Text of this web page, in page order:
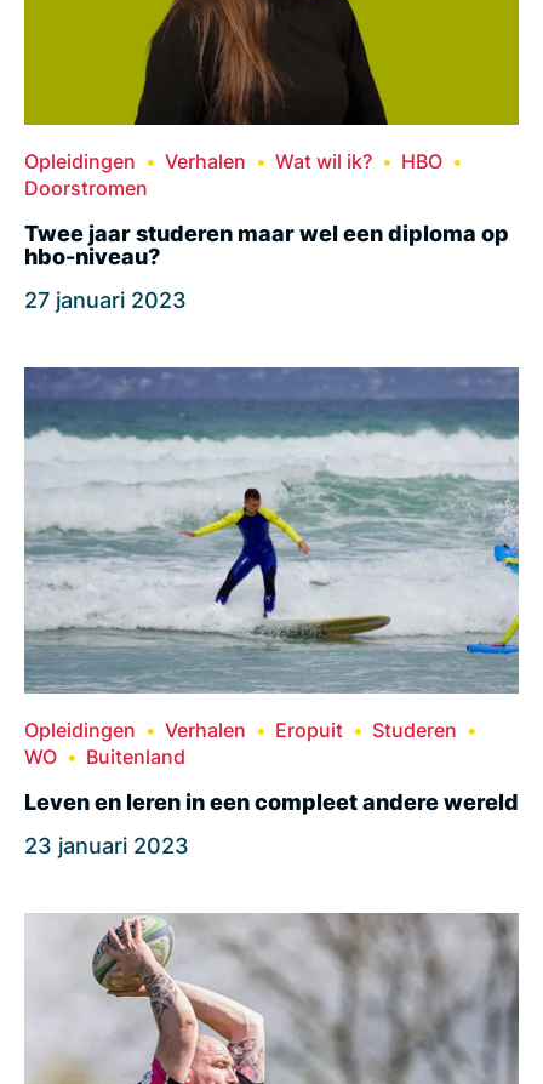
Opleidingen Verhalen Wat wil ik?
HBO
Doorstromen
Twee jaar studeren maar wel een diploma op
hbo-niveau?
27 januari 2023
Opleidingen Verhalen Eropuit
Studeren
WO
Buitenland
Leven en leren in een compleet andere wereld
23 januari 2023